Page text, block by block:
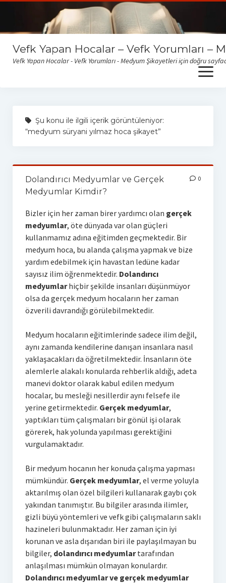
Vefk Yapan Hocalar – Vefk Yorumları –
Vefk Yapan Hocalar - Vefk Yorumları - Medyum Şikayetleri için doğru
open
menu
buraya tıklayabilirsiniz
Şu konu ile ilgili içerik görüntüleniyor:
“medyum süryani yılmaz hoca şikayet”
Dolandırıcı Medyumlar ve Gerçek
Medyumlar Kimdir?
0
Bizler için her zaman birer yardımcı olan gerçek
medyumlar, öte dünyada var olan güçleri
kullanmamız adına eğitimden geçmektedir. Bir
medyum hoca, bu alanda çalışma yapmak ve bize
yardım edebilmek için havastan ledüne kadar
sayısız ilim öğrenmektedir. Dolandırıcı
medyumlarhiçbir şekilde insanları düşünmüyor
olsa da gerçek medyum hocaların her zaman
özverili davrandığı görülebilmektedir.
Medyum hocaların eğitimlerinde sadece ilim değil,
aynı zamanda kendilerine danışan insanlara nasıl
yaklaşacakları da öğretilmektedir. İnsanların öte
alemlerle alakalı konularda rehberlik aldığı, adeta
manevi doktor olarak kabul edilen medyum
hocalar, bu mesleği nesillerdir aynı felsefe ile
yerine getirmektedir. Gerçek medyumlar,
yaptıkları tüm çalışmaları bir gönül işi olarak
görerek, hak yolunda yapılması gerektiğini
vurgulamaktadır.
Bir medyum hocanın her konuda çalışma yapması
mümkündür. Gerçek medyumlar, el verme yoluyla
aktarılmış olan özel bilgileri kullanarak gaybı çok
yakından tanımıştır. Bu bilgiler arasında ilimler,
gizli büyü yöntemleri ve vefk gibi çalışmaların saklı
hazineleri bulunmaktadır. Her zaman için iyi
korunan ve asla dışarıdan biri ile paylaşılmayan bu
bilgiler, dolandırıcı medyumlartarafından
anlaşılması mümkün olmayan konulardır.
Dolandırıcı medyumlar ve gerçek medyumlar